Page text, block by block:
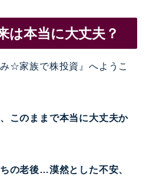
は本当に大丈夫？
☆家族で株投資』へようこ
このままで本当に大丈夫か
の老後…漠然とした不安、